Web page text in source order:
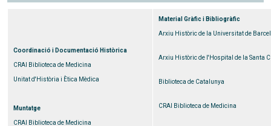
Coordinació i Documentació Històrica
CRAI Biblioteca de Medicina
Unitat d'Història i Ètica Mèdica
Muntatge
CRAI Biblioteca de Medicina
Material Gràfic i Bibliogràfic
Arxiu Històric de la Universitat de
Arxiu Històric de l'Hospital de la Santa
Biblioteca de Catalunya
CRAI Biblioteca de Medicina